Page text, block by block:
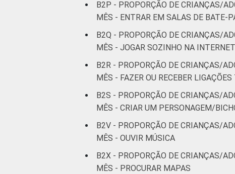
B2P - PROPORÇÃO DE CRIANÇAS/
MÊS - ENTRAR EM SALAS DE BATE-
B2Q - PROPORÇÃO DE CRIANÇAS/
MÊS - JOGAR SOZINHO NA INTERNET
B2R - PROPORÇÃO DE CRIANÇAS/
MÊS - FAZER OU RECEBER
B2S - PROPORÇÃO DE CRIANÇAS/
MÊS - CRIAR UM PERSONAGEM/
B2V - PROPORÇÃO DE CRIANÇAS/
MÊS - OUVIR MÚSICA
B2X - PROPORÇÃO DE CRIANÇAS/
MÊS - PROCURAR MAPAS